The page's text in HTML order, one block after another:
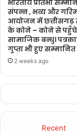
की मर्टिन एवं ब्राउन
भारतीय प्रतिभा
संपन्न , भव्य और
आयोजन में
के कोने – कोने से पहुँचे
सामाजिक बन्धु।
गुप्ता भी हुए सम्मानित
2 weeks ago
Recent